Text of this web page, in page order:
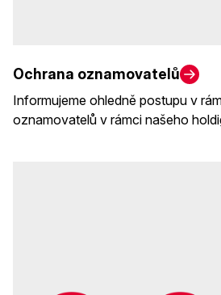
Ochrana oznamovatelů
Informujeme ohledně postupu v
oznamovatelů v rámci našeho